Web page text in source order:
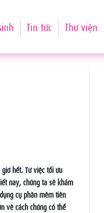
Tin tức Thư viện
hết. Từ việc tối ưu
này, chúng ta sẽ khám
cụ phần mềm tiền
về cách chúng có thể